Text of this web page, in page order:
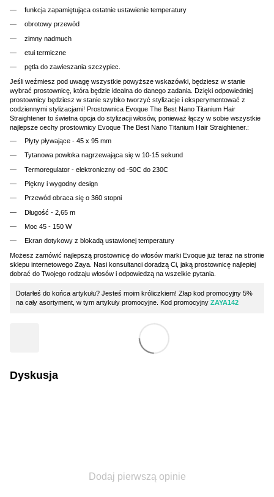
funkcja zapamiętująca ostatnie ustawienie temperatury
obrotowy przewód
zimny nadmuch
etui termiczne
pętla do zawieszania szczypiec.
Jeśli weźmiesz pod uwagę wszystkie powyższe wskazówki, będziesz w stanie
wybrać prostownicę, która będzie idealna do danego zadania. Dzięki odpowiedniej
prostownicy będziesz w stanie szybko tworzyć stylizacje i eksperymentować z
codziennymi stylizacjami! Prostownica Evoque The Best Nano Titanium Hair
Straightener to świetna opcja do stylizacji włosów, ponieważ łączy w sobie wszystkie
najlepsze cechy prostownicy Evoque The Best Nano Titanium Hair Straightener.:
Płyty pływające - 45 x 95 mm
Tytanowa powłoka nagrzewająca się w 10-15 sekund
Termoregulator - elektroniczny od -50C do 230C
Piękny i wygodny design
Przewód obraca się o 360 stopni
Długość - 2,65 m
Moc 45 - 150 W
Ekran dotykowy z blokadą ustawionej temperatury
Możesz zamówić najlepszą prostownicę do włosów marki Evoque już teraz na stronie
sklepu internetowego Zaya. Nasi konsultanci doradzą Ci, jaką prostownicę najlepiej
dobrać do Twojego rodzaju włosów i odpowiedzą na wszelkie pytania.
Dotarłeś do końca artykułu? Jesteś moim króliczkiem! Złap kod promocyjny 5%
na cały asortyment, w tym artykuły promocyjne. Kod promocyjny ZAYA142
Dyskusja
Dodaj pierwszą opinie